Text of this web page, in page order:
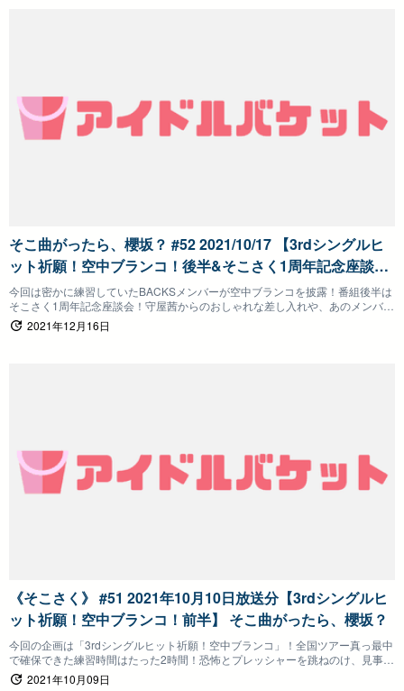
そこ曲がったら、櫻坂？ #52 2021/10/17 【3rdシングルヒ
ット祈願！空中ブランコ！後半&そこさく1周年記念座談
会】そこさく
今回は密かに練習していたBACKSメンバーが空中ブランコを披露！番組後半は
そこさく1周年記念座談会！守屋茜からのおしゃれな差し入れや、あのメンバー
に突撃電話も！
2021年12月16日
《そこさく》 #51 2021年10月10日放送分【3rdシングルヒ
ット祈願！空中ブランコ！前半】 そこ曲がったら、櫻坂？
今回の企画は「3rdシングルヒット祈願！空中ブランコ」！全国ツアー真っ最中
で確保できた練習時間はたった2時間！恐怖とプレッシャーを跳ねのけ、見事ヒ
ット祈願達成なるか！？
2021年10月09日